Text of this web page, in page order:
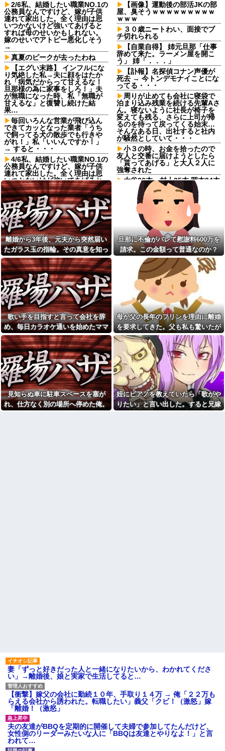
2/6私、結婚したい職業NO.1の
公務員なんですけど、嫁が子供
連れて家出した。全く理由は思
いつかないけど強いてあげると
すれば母のせいかもしれない。
嫁のせいでアトピー悪化しそう
→
真夏のピークが去ったわね
【エグい末路】 インフルにな
り気絶した私→夫に顔をはたか
れ「病気だからって甘えるな！
旦那様の為に家事をしろ！」夫
が無職になった時、私「無職が
甘えるな」と復讐し続けた結
果…
毎回いろんな営業が飛び込ん
できてカッとなった業者「うち
で飼ってる犬の散歩でも行きや
がれ！」私「いいんですか！」
→ すると・・・
4/6私、結婚したい職業NO.1の
公務員なんですけど、嫁が子供
連れて家出した。全く理由は思
いつかないけど強いてあげると
すれば母のせいかもしれない。
嫁のせいでアトピー悪化しそう
→
お気に入りの喫茶店のパート
の口臭についてマスターにメモ
を渡した。その後は店員が無表
情になり、マスターも…
「2年間、たぶん1日4回は握っ
てた」ラスベガスで買った3,000
円のキーホルダーを調べたら
長男嫁が「お姉ちゃん助け
て」と電話してきた。バカトメ
が、雪の中うちの息子に会いに
来ようとしたらしく...
プロボクサーの彼氏が絡んで
きたDQN相手に終始謝りたおし
ててダサすぎる。正直かっこ悪
かった
寺田心、週6ジム通いで体重
62kg→82kgに 110kgのベンチ
プレス持ち上げる姿披露
【画像】恋する女さん、ネッ
ト民が驚愕する大変身を遂げて
しまう←コレは凄過ぎるw w w
w w w w w
【動画】御当地アイドルだっ
た頃の今田美桜、ガチのマジで
可愛くてワイらをびびらせまく
ってしまうw w w w w w w w
私「初めて飲む味だけどなん
のお茶？」彼「ちっ！」私「」
【GIF】JSのカンチョーワロ
タ
後続車にクラクションを鳴ら
され彼氏が逆切れ。「何クラク
ション鳴らしてんだ！降りてこ
いよ！」と怒鳴りだし...
【衝撃】報酬100万円超の治験
募集がこちらｗｗｗｗｗ(※画像
あり)
【画像】運動後の部活JKの部
屋、臭そうｗｗｗｗｗｗｗｗｗ
ｗｗｗ
３０歳ニートわい、面接でブ
チ切れられる
【自業自得】 姉元旦那「仕事
辞めて来た。ラーメン屋を開こ
う」 姉「．．．」
【訃報】名探偵コナン声優が
死去 → 今トンデモナイことにな
ってる・・・
周りが止めても会社に寝袋で
泊まり込み残業を続ける先輩Aさ
ん。寝ないように社長が椅子を
変えても残る、さらに上司が帰
るのを待って戻ってくる始末…
そんなある日、出社すると社内
が騒然としていて・・・
小３の時、お金を拾ったので
友人と交番に届けようとしたら
「貰ってあげる」と大人２人に
強奪された
大谷26本 村上25本 岡本24本
wwwwwwwwwwwwwwwwww
wwwwwww
上司「あのさあ田沼？お前営
業車のガソリン抜いてない？」
俺「はぁ？どういうことす
か？」上司「自分の車に入れ替
えたりしてない？？」⇒結果ｗ
ｗ
【愚行】試食会で恋に落ちた
彼女に嘘で絡んだ結果、職場と
人生が大修羅場にｗｗｗｗ
飯時に小さな羽虫がいたから
キンチョール撒いたら、嫁が
「ご飯にかかって食べれなくな
った！子どもに食べさせられな
い！」って怒り出した。そう気
にするもんなのかね？
【議論】アメリカ人「原爆を
落とさなければ、もっと多くの
日本人が死んでいた」←この主
張どう思う？他
職場の女後輩(22)が男を食い荒
らす軽い女だったことが発覚し
た結果
トイレを借りたママ友が洗濯
カゴの中身を勝手に物色！「旦
那が後からシャワー浴びるとか
私なら絶対許せないｗ」と謎の
説教を食らったんだが……人の
家の洗濯カゴのぞくなよ
離婚から3年後、元夫から突然届い
たガラス玉の指輪。その真意を知っ
た瞬間、私も弁護士も言葉を失っ
て…
旦那に不倫がバレて慰謝料600万を
請求。この金額って普通なのか？
歌い手を目指すと言って会社を辞
め、毎日カラオケ通いを始めたママ
友。嫌な予感は見事に当たってしま
い…
母が父の長年のフリンを理由に離婚
を要求してきた。父も私も驚いたが
母の言い分を聞くと...
見知らぬ車に駐車スペースを塞が
れ、仕方なく別の場所へ停めた俺。
姪にピアノを教えていたら「歌がや
りたい」と言い出した。すると兄嫁
妻「ずっと好きだった人と一緒になりたいから、わかれてくださ
い」→離婚後、娘と実家で生活してると…
【衝撃】嫁父の会社に勤続１０年、手取り１４万 → 俺「２２万も
らえる会社から誘われた。転職したい」義父「クビ！（激怒」嫁
「離婚！（激怒」
夫の友達がBBQを定期的に開催して夫婦で参加してたんだけど、
女性側のリーダーみたいな人に「BBQは友達とやりなよ！」と言
われて…